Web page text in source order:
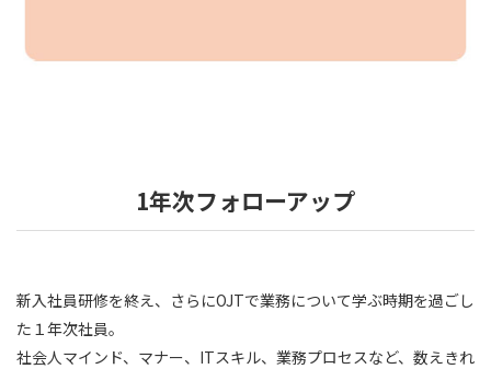
1年次フォローアップ
新入社員研修を終え、さらにOJTで業務について学ぶ時期を過ごし
た１年次社員。
社会人マインド、マナー、ITスキル、業務プロセスなど、数えきれ